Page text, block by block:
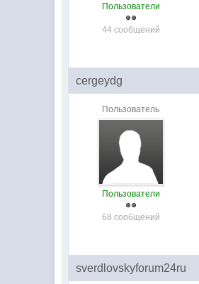
Пользователи
44 сообщений
cergeydg
Пользователь
Пользователи
68 сообщений
sverdlovskyforum24ru